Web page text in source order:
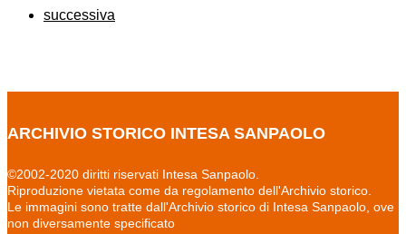
successiva
ARCHIVIO STORICO INTESA SANPAOLO
©2002-2020 diritti riservati Intesa Sanpaolo.
Riproduzione vietata come da regolamento dell'Archivio storico.
Le immagini sono tratte dall'Archivio storico di Intesa Sanpaolo, ove
non diversamente specificato